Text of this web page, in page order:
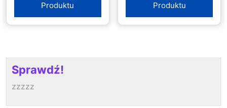
Produktu
Produktu
Sprawdź!
zzzzz